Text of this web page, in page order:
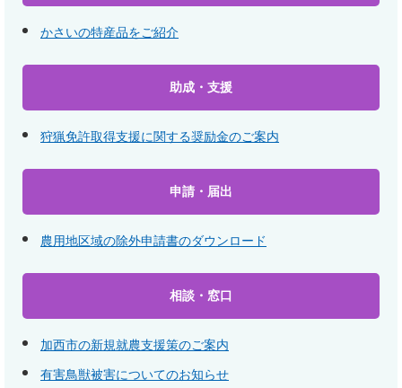
かさいの特産品をご紹介
助成・支援
狩猟免許取得支援に関する奨励金のご案内
申請・届出
農用地区域の除外申請書のダウンロード
相談・窓口
加西市の新規就農支援策のご案内
有害鳥獣被害についてのお知らせ